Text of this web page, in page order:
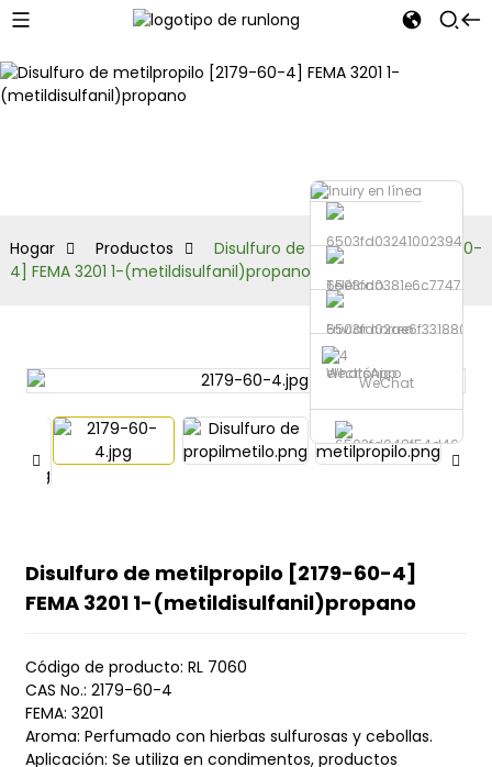
Teléfono
Enviar correo
electrónico
WhatsApp
WeChat
Hogar Productos
Disulfuro de metilpropilo [2179-60-
4] FEMA 3201 1-(metildisulfanil)propano
Disulfuro de metilpropilo [2179-60-4]
FEMA 3201 1-(metildisulfanil)propano
Código de producto: RL 7060
CAS No.: 2179-60-4
FEMA: 3201
Aroma: Perfumado con hierbas sulfurosas y cebollas.
Aplicación: Se utiliza en condimentos, productos